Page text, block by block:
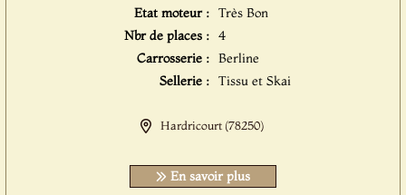
Etat moteur : Très Bon
Nbr de places : 4
Carrosserie : Berline
Sellerie : Tissu et Skai
Hardricourt (78250)
En savoir plus